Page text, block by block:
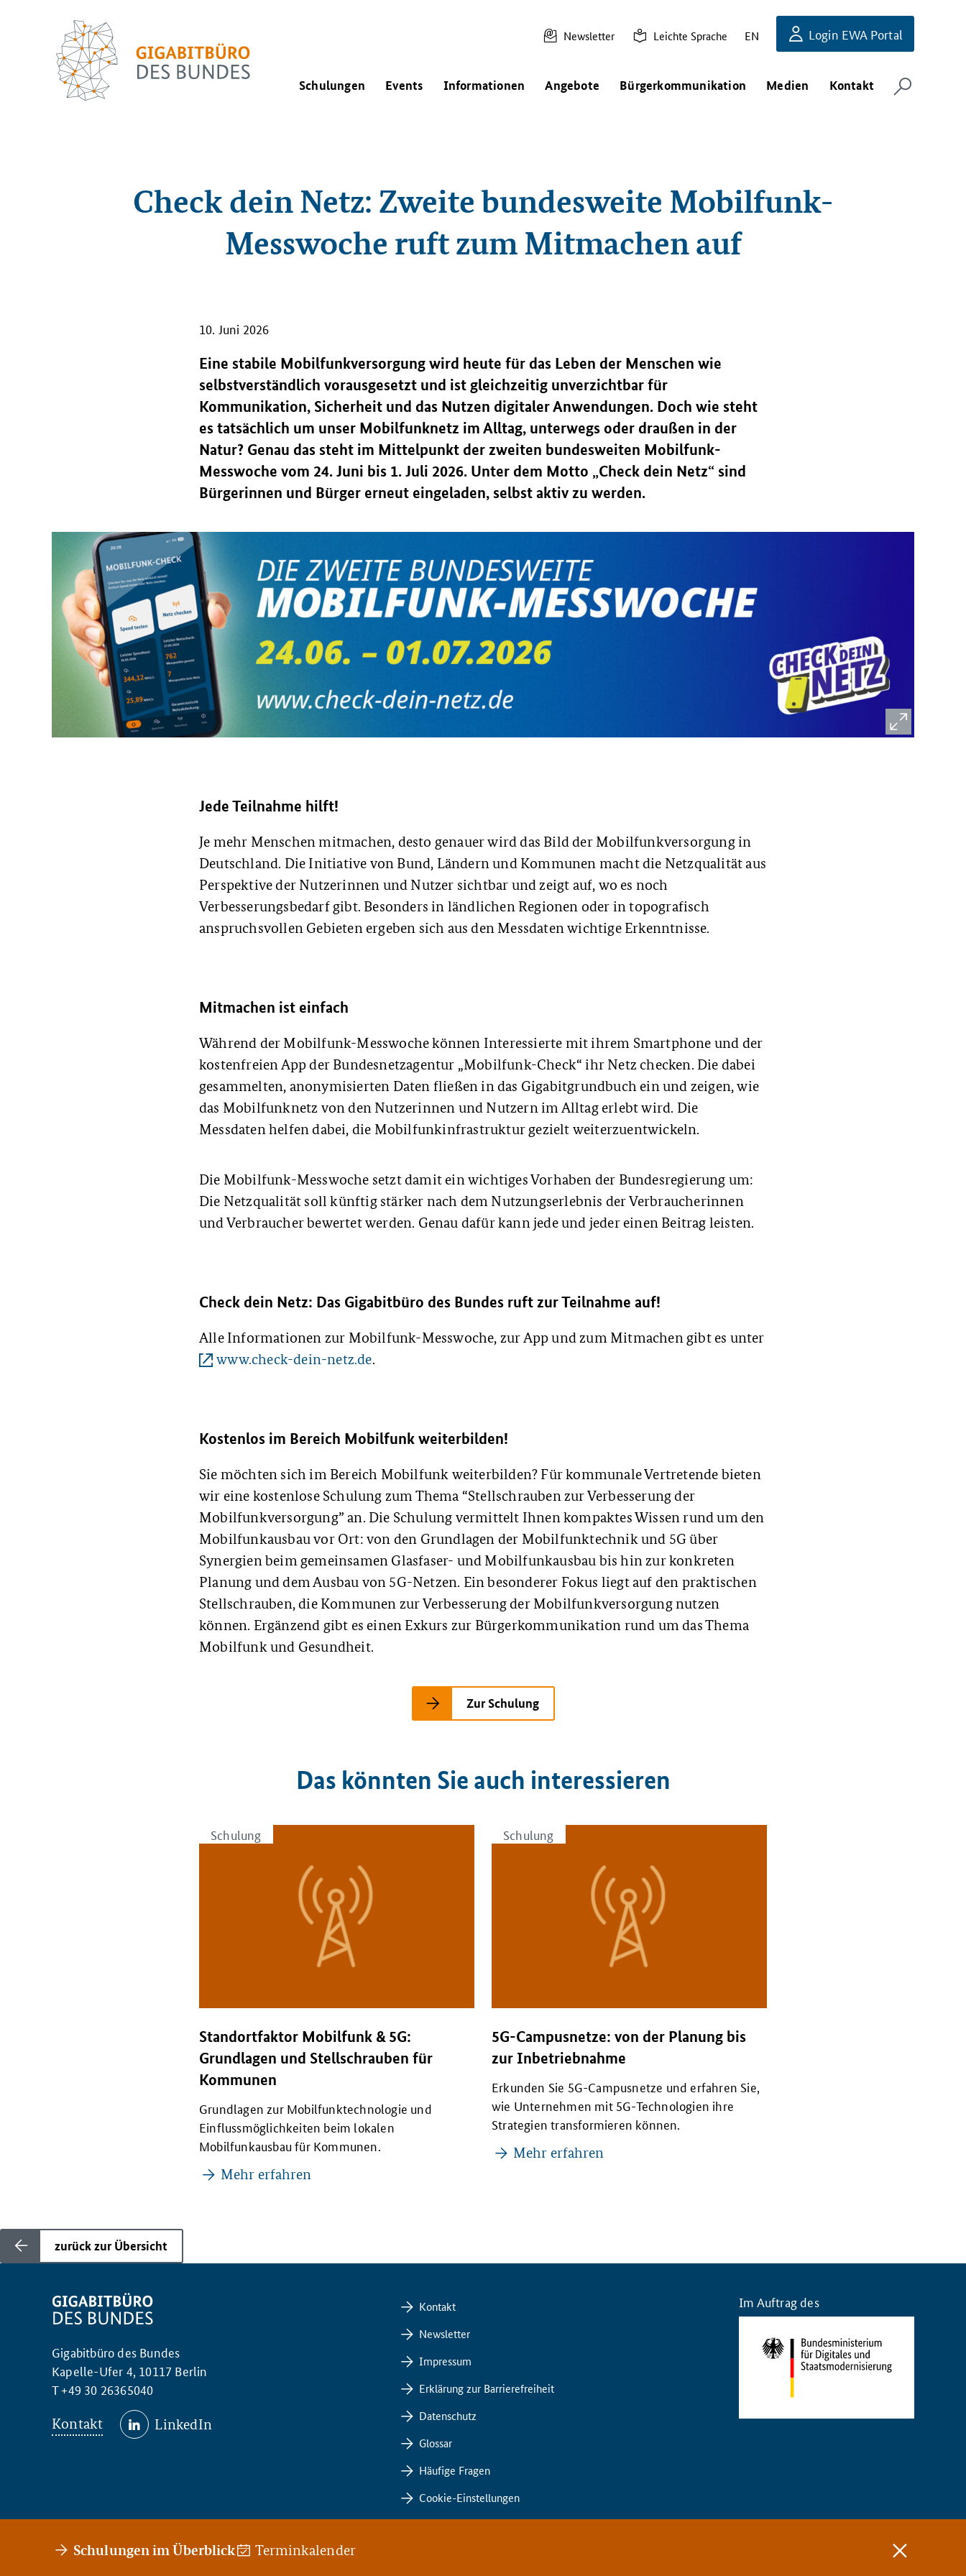
Newsletter Leichte Sprache EN Login EWA Portal
Schulungen Events Informationen Angebote Bürgerkommunikation Medien Kontakt
Check dein Netz: Zweite bundesweite Mobilfunk-
Messwoche ruft zum Mitmachen auf
10. Juni 2026
Eine stabile Mobilfunkversorgung wird heute für das Leben der Menschen wie
selbstverständlich vorausgesetzt und ist gleichzeitig unverzichtbar für
Kommunikation, Sicherheit und das Nutzen digitaler Anwendungen. Doch wie steht
es tatsächlich um unser Mobilfunknetz im Alltag, unterwegs oder draußen in der
Natur? Genau das steht im Mittelpunkt der zweiten bundesweiten Mobilfunk-
Messwoche vom 24. Juni bis 1. Juli 2026. Unter dem Motto „Check dein Netz“ sind
Bürgerinnen und Bürger erneut eingeladen, selbst aktiv zu werden.
Jede Teilnahme hilft!
Je mehr Menschen mitmachen, desto genauer wird das Bild der Mobilfunkversorgung in
Deutschland. Die Initiative von Bund, Ländern und Kommunen macht die Netzqualität aus
Perspektive der Nutzerinnen und Nutzer sichtbar und zeigt auf, wo es noch
Verbesserungsbedarf gibt. Besonders in ländlichen Regionen oder in topografisch
anspruchsvollen Gebieten ergeben sich aus den Messdaten wichtige Erkenntnisse.
Mitmachen ist einfach
Während der Mobilfunk-Messwoche können Interessierte mit ihrem Smartphone und der
kostenfreien App der Bundesnetzagentur „Mobilfunk-Check“ ihr Netz checken. Die dabei
gesammelten, anonymisierten Daten fließen in das Gigabitgrundbuch ein und zeigen, wie
das Mobilfunknetz von den Nutzerinnen und Nutzern im Alltag erlebt wird. Die
Messdaten helfen dabei, die Mobilfunkinfrastruktur gezielt weiterzuentwickeln.
Die Mobilfunk-Messwoche setzt damit ein wichtiges Vorhaben der Bundesregierung um:
Die Netzqualität soll künftig stärker nach dem Nutzungserlebnis der Verbraucherinnen
und Verbraucher bewertet werden. Genau dafür kann jede und jeder einen Beitrag leisten.
Check dein Netz: Das Gigabitbüro des Bundes ruft zur Teilnahme auf!
Alle Informationen zur Mobilfunk-Messwoche, zur App und zum Mitmachen gibt es unter
www.check-dein-netz.de.
Kostenlos im Bereich Mobilfunk weiterbilden!
Sie möchten sich im Bereich Mobilfunk weiterbilden? Für kommunale Vertretende bieten
wir eine kostenlose Schulung zum Thema “Stellschrauben zur Verbesserung der
Mobilfunkversorgung” an. Die Schulung vermittelt Ihnen kompaktes Wissen rund um den
Mobilfunkausbau vor Ort: von den Grundlagen der Mobilfunktechnik und 5G über
Synergien beim gemeinsamen Glasfaser- und Mobilfunkausbau bis hin zur konkreten
Planung und dem Ausbau von 5G-Netzen. Ein besonderer Fokus liegt auf den praktischen
Stellschrauben, die Kommunen zur Verbesserung der Mobilfunkversorgung nutzen
können. Ergänzend gibt es einen Exkurs zur Bürgerkommunikation rund um das Thema
Mobilfunk und Gesundheit.
Zur Schulung
Das könnten Sie auch interessieren
Schulung
Standortfaktor Mobilfunk & 5G:
Grundlagen und Stellschrauben für
Kommunen
Grundlagen zur Mobilfunktechnologie und
Einflussmöglichkeiten beim lokalen
Mobilfunkausbau für Kommunen.
Mehr erfahren
Schulung
5G-Campusnetze: von der Planung bis
zur Inbetriebnahme
Erkunden Sie 5G-Campusnetze und erfahren Sie,
wie Unternehmen mit 5G-Technologien ihre
Strategien transformieren können.
Mehr erfahren
zurück zur Übersicht
Schulungen im Überblick Terminkalender
Schließen
Gigabitbüro des Bundes
Kapelle-Ufer 4, 10117 Berlin
T +49 30 26365040
Kontakt
LinkedIn
Kontakt
Newsletter
Impressum
Erklärung zur Barrierefreiheit
Datenschutz
Glossar
Häufige Fragen
Cookie-Einstellungen
Im Auftrag des